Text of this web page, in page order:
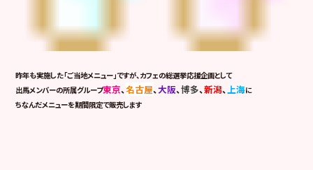
昨年も実施した「ご当地メニュー」ですが、カフェの総選挙応援企画として
出馬メンバーの所属グループ東京、名古屋、大阪、博多、新潟、上海に
ちなんだメニューを期間限定で販売します